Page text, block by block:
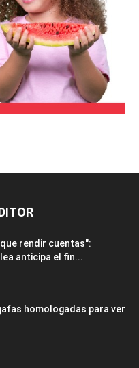
rendir cuentas":
anticipa el fin...
homologadas para ver